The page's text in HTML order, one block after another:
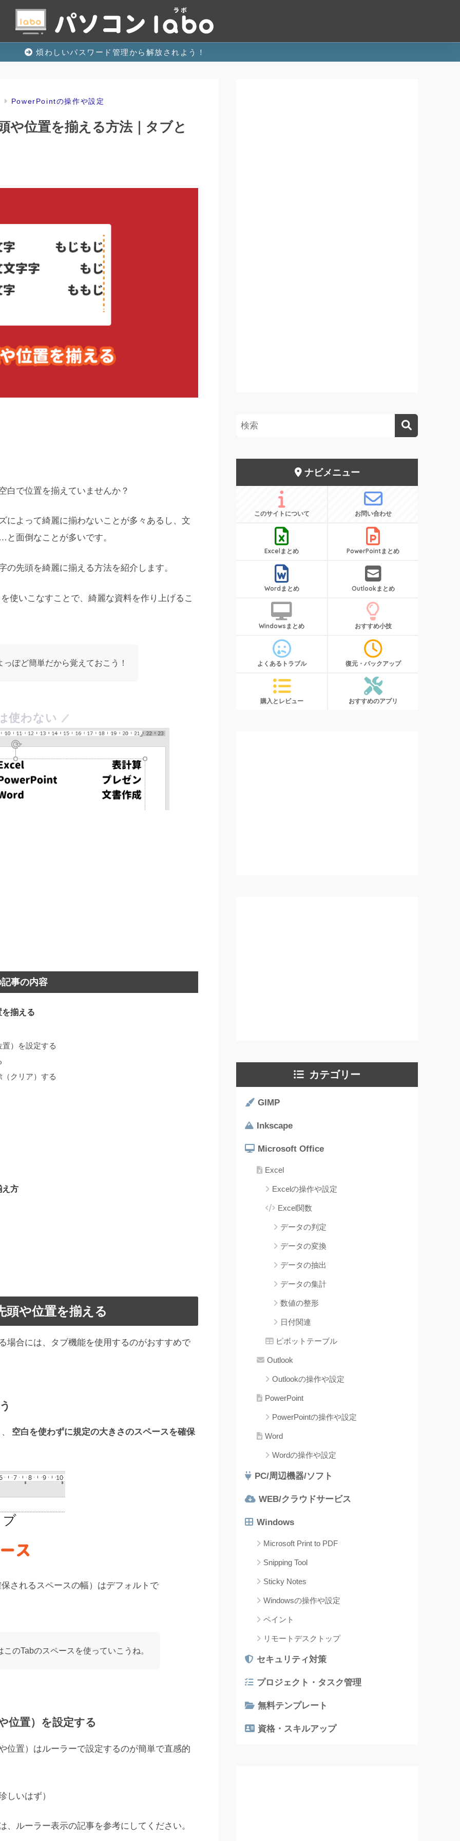
煩わしいパスワード管理から解放されよう！
PowerPointの操作や設定
や位置を揃える方法｜タブと
白で位置を揃えていませんか？
によって綺麗に揃わないことが多々あるし、文
面倒なことが多いです。
先頭を綺麗に揃える方法を紹介します。
を使いこなすことで、綺麗な資料を作り上げるこ
ぽど簡単だから覚えておこう！
使わない
事の内容
揃える
）を設定する
クリア）する
え方
頭や位置を揃える
場合には、タブ機能を使用するのがおすすめで
空白を使わずに規定の大きさのスペースを確保
されるスペースの幅）はデフォルトで
のTabのスペースを使っていこうね。
位置）を設定する
位置）はルーラーで設定するのが簡単で直感的
しいはず）
ルーラー表示の記事を参考にしてください。
ナビメニュー
このサイトについて お問い合わせ
Excelまとめ PowerPointまとめ
Wordまとめ Outlookまとめ
Windowsまとめ おすすめ小技
よくあるトラブル 復元・バックアップ
購入とレビュー おすすめのアプリ
カテゴリー
GIMP
Inkscape
Microsoft Office
Excel
Excelの操作や設定
Excel関数
データの判定
データの変換
データの抽出
データの集計
数値の整形
日付関連
ピボットテーブル
Outlook
Outlookの操作や設定
PowerPoint
PowerPointの操作や設定
Word
Wordの操作や設定
PC/周辺機器/ソフト
WEB/クラウドサービス
Windows
Microsoft Print to PDF
Snipping Tool
Sticky Notes
Windowsの操作や設定
ペイント
リモートデスクトップ
セキュリティ対策
プロジェクト・タスク管理
無料テンプレート
資格・スキルアップ